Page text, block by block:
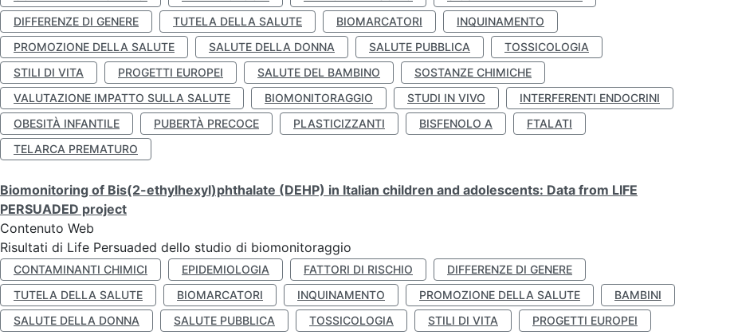
DIFFERENZE DI GENERE
TUTELA DELLA SALUTE BIOMARCATORI
INQUINAMENTO
PROMOZIONE DELLA SALUTE
SALUTE DELLA DONNA SALUTE PUBBLICA
TOSSICOLOGIA
STILI DI VITA
PROGETTI EUROPEI SALUTE DEL BAMBINO
SOSTANZE CHIMICHE
VALUTAZIONE IMPATTO SULLA SALUTE
BIOMONITORAGGIO STUDI IN VIVO
INTERFERENTI ENDOCRINI
OBESITÀ INFANTILE
PUBERTÀ PRECOCE PLASTICIZZANTI BISFENOLO A
FTALATI
TELARCA PREMATURO
Biomonitoring of Bis(2-ethylhexyl)phthalate (DEHP) in Italian children and adolescents: Data from LIFE
PERSUADED project
Contenuto Web
Risultati di Life Persuaded dello studio di biomonitoraggio
CONTAMINANTI CHIMICI EPIDEMIOLOGIA FATTORI DI RISCHIO
DIFFERENZE DI GENERE
TUTELA DELLA SALUTE
BIOMARCATORI INQUINAMENTO PROMOZIONE DELLA SALUTE
BAMBINI
SALUTE DELLA DONNA
SALUTE PUBBLICA TOSSICOLOGIA STILI DI VITA
PROGETTI EUROPEI